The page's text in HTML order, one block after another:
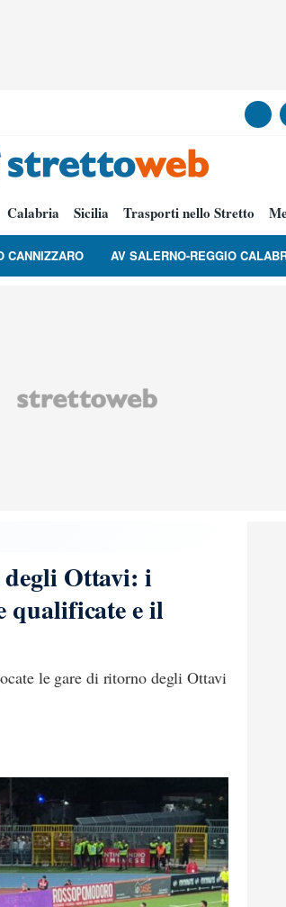
Calabria Sicilia Trasporti nello Stretto
CANNIZZARO AV SALERNO-REGGIO
Ottavi: i
qualificate e il
le gare di ritorno degli Ottavi